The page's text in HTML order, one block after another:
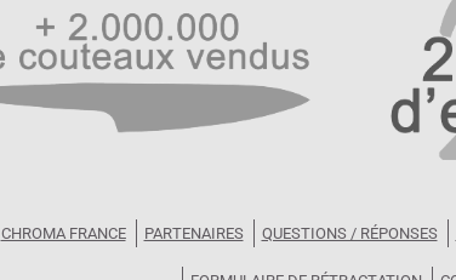
CHROMA FRANCE PARTENAIRES QUESTIONS / RÉPONSES